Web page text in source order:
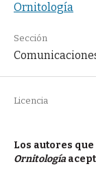
Ornitología
Sección
Licencia
Los autores
Ornitología